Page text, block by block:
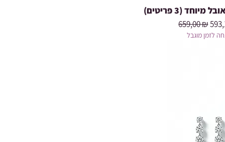
(3 פריטים)
Prix original
659,00 ₪
לזמן מוגבל